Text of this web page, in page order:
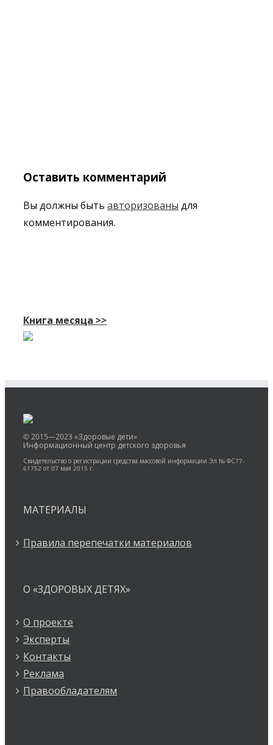
Оставить комментарий
Вы должны быть авторизованы для
комментирования.
Книга месяца >>
© 2015—2023 «Здоровые дети»
Информационный центр детского здоровья
Свидетельство о регистрации средства массовой информации Эл № ФС77-
61752 от 07 мая 2015 г.
МАТЕРИАЛЫ
Правила перепечатки материалов
О «ЗДОРОВЫХ ДЕТЯХ»
О проекте
Эксперты
Контакты
Реклама
Правообладателям